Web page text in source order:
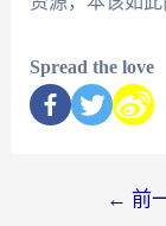
Spread the love
← 前